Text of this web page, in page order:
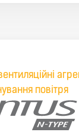
повітря